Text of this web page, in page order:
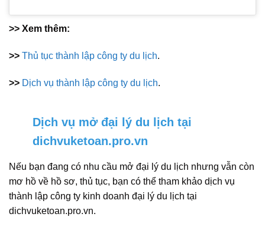
>> Xem thêm:
>> Thủ tục thành lập công ty du lịch.
>> Dịch vụ thành lập công ty du lịch.
Dịch vụ mở đại lý du lịch tại
dichvuketoan.pro.vn
Nếu bạn đang có nhu cầu mở đại lý du lịch nhưng vẫn còn
mơ hồ về hồ sơ, thủ tục, bạn có thể tham khảo dịch vụ
thành lập công ty kinh doanh đại lý du lịch tại
dichvuketoan.pro.vn.